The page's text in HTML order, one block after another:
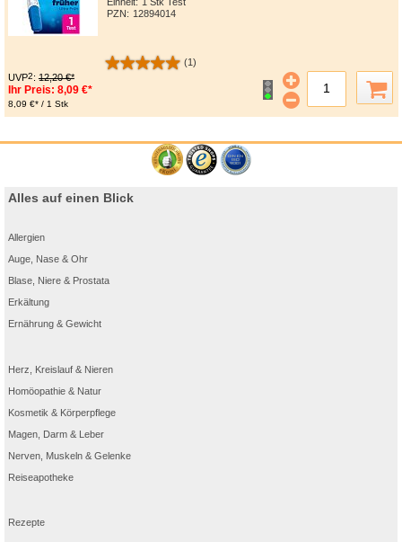
PZN : 12894014
(1)
UVP2: 12,20 €*
Ihr Preis: 8,09 €*
8,09 €* / 1 Stk
Alles auf einen Blick
Allergien
Auge, Nase & Ohr
Blase, Niere & Prostata
Erkältung
Ernährung & Gewicht
Herz, Kreislauf & Nieren
Homöopathie & Natur
Kosmetik & Körperpflege
Magen, Darm & Leber
Nerven, Muskeln & Gelenke
Reiseapotheke
Rezepte